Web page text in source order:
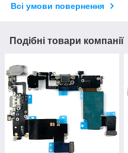
Всі умови повернення
Подібні товари компанії